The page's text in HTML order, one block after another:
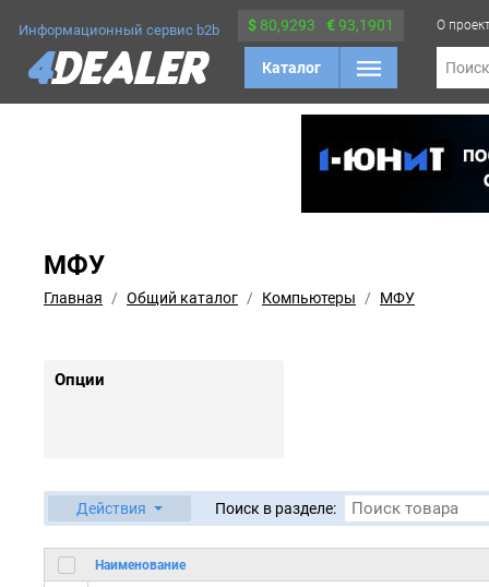
Информационный сервис b2b $ 80,9293 €93,1901
Каталог
О
Поиск
МФУ
Главная Общий каталог Компьютеры МФУ
Опции
Действия Поиск в разделе:
Наименование